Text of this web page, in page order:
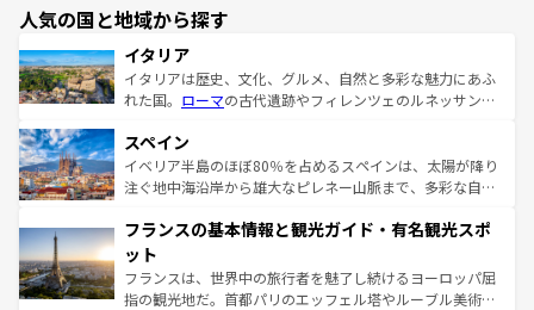
人気の国と地域から探す
イタリア
イタリアは歴史、文化、グルメ、自然と多彩な魅力にあふ
れた国。 ローマの古代遺跡やフィレンツェのルネッサンス
ろん、トスカーナの美しい田園風景やアマルフィ海岸の絶
景など、自然景観も見逃せない。観光の合間には、本場の
ピザやパスタなど、絶品のイタリア料理を堪能することも
ませてくれるイタリアで、忘れられない旅をしてみよう！
なお、新着のイタリア情報は
しい。
スペイン
イベリア半島のほぼ80％を占めるスペインは、太陽が降り
注ぐ地中海沿岸から雄大なピレネー山脈まで、多彩な自然
文化が根付くこの国では、情熱的なフラメンコ、熱気あふ
れる闘牛、そして美味しいタパスが生活の一部となってい
る。首都マドリードの洗練された雰囲気や、バルセロナの
アートに溢れた街角から、地方では古代ローマ遺跡や中世
フランスの基本情報と観光ガイド・有名観光スポ
ット
フランスは、世界中の旅行者を魅了し続けるヨーロッパ屈
指の観光地だ。首都パリのエッフェル塔やルーブル美術館